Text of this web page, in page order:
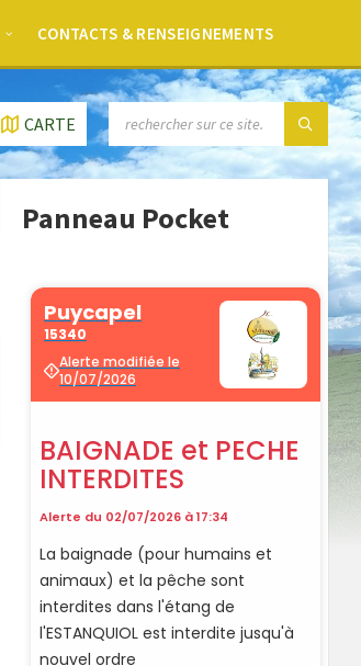
CONTACTS & RENSEIGNEMENTS
CARTE
Panneau Pocket